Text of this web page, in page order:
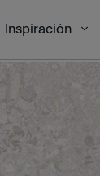
Inspiración